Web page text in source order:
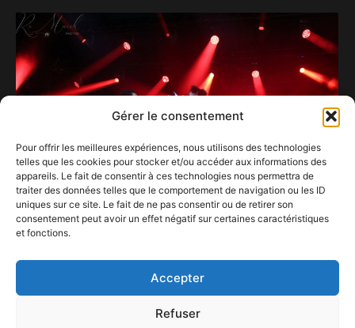
Gérer le consentement
Pour offrir les meilleures expériences, nous utilisons des technologies
telles que les cookies pour stocker et/ou accéder aux informations des
appareils. Le fait de consentir à ces technologies nous permettra de
traiter des données telles que le comportement de navigation ou les ID
uniques sur ce site. Le fait de ne pas consentir ou de retirer son
consentement peut avoir un effet négatif sur certaines caractéristiques
et fonctions.
Accepter
Refuser
4 août 2026